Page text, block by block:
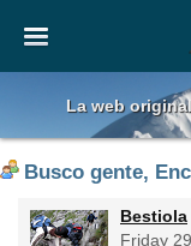
La web
Busco gente,
Bestiola
Friday